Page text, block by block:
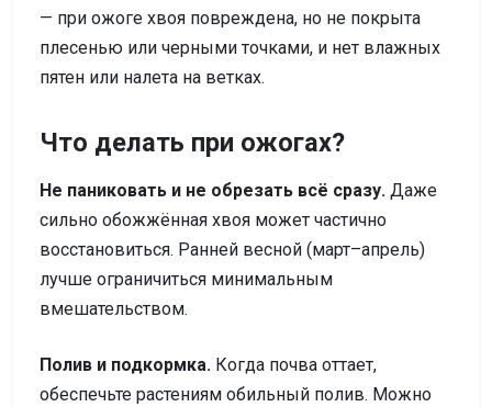
— при ожоге хвоя повреждена, но не покрыта
плесенью или черными точками, и нет влажных
пятен или налета на ветках.
Что делать при ожогах?
Не паниковать и не обрезать всё сразу. Даже
сильно обожжённая хвоя может частично
восстановиться. Ранней весной (март–апрель)
лучше ограничиться минимальным
вмешательством.
Полив и подкормка. Когда почва оттает,
обеспечьте растениям обильный полив. Можно